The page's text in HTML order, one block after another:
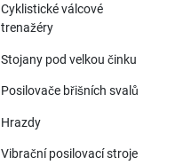
Cyklistické válcové
trenažéry
Stojany pod velkou činku
Posilovače břišních svalů
Hrazdy
Vibrační posilovací stroje